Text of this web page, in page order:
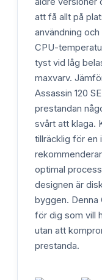
att få allt på
användning
CPU-
tyst vid låg
maxvarv.
Assassin 120
prestandan
svårt att klaga.
tillräcklig för en
optimal
designen är
byggen. Denna
för dig som vill
utan att
prestanda.